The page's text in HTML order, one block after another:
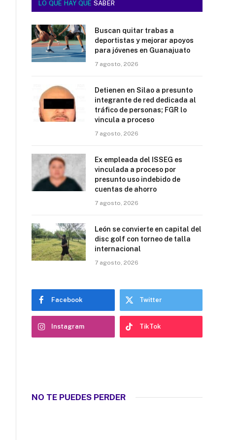
LO QUE HAY QUE SABER
Buscan quitar trabas a
deportistas y mejorar apoyos
para jóvenes en Guanajuato
7 agosto, 2026
Detienen en Silao a presunto
integrante de red dedicada al
tráfico de personas; FGR lo
vincula a proceso
7 agosto, 2026
Ex empleada del ISSEG es
vinculada a proceso por
presunto uso indebido de
cuentas de ahorro
7 agosto, 2026
León se convierte en capital del
disc golf con torneo de talla
internacional
7 agosto, 2026
Facebook Twitter
Instagram TikTok
NO TE PUEDES PERDER